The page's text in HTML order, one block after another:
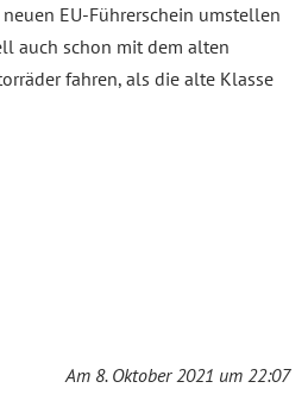
EU-Führerschein umstellen
auch schon mit dem alten
fahren, als die alte Klasse
Am 8. Oktober 2021 um 22:07